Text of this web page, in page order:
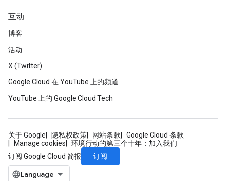
互动
博客
活动
X (Twitter)
Google Cloud 在 YouTube 上的频道
YouTube 上的 Google Cloud Tech
关于 Google 隐私权政策 网站条款
Google Cloud 条款
Manage cookies
环境行动的第三个十年：加入我们
订阅 Google Cloud 简报
订阅